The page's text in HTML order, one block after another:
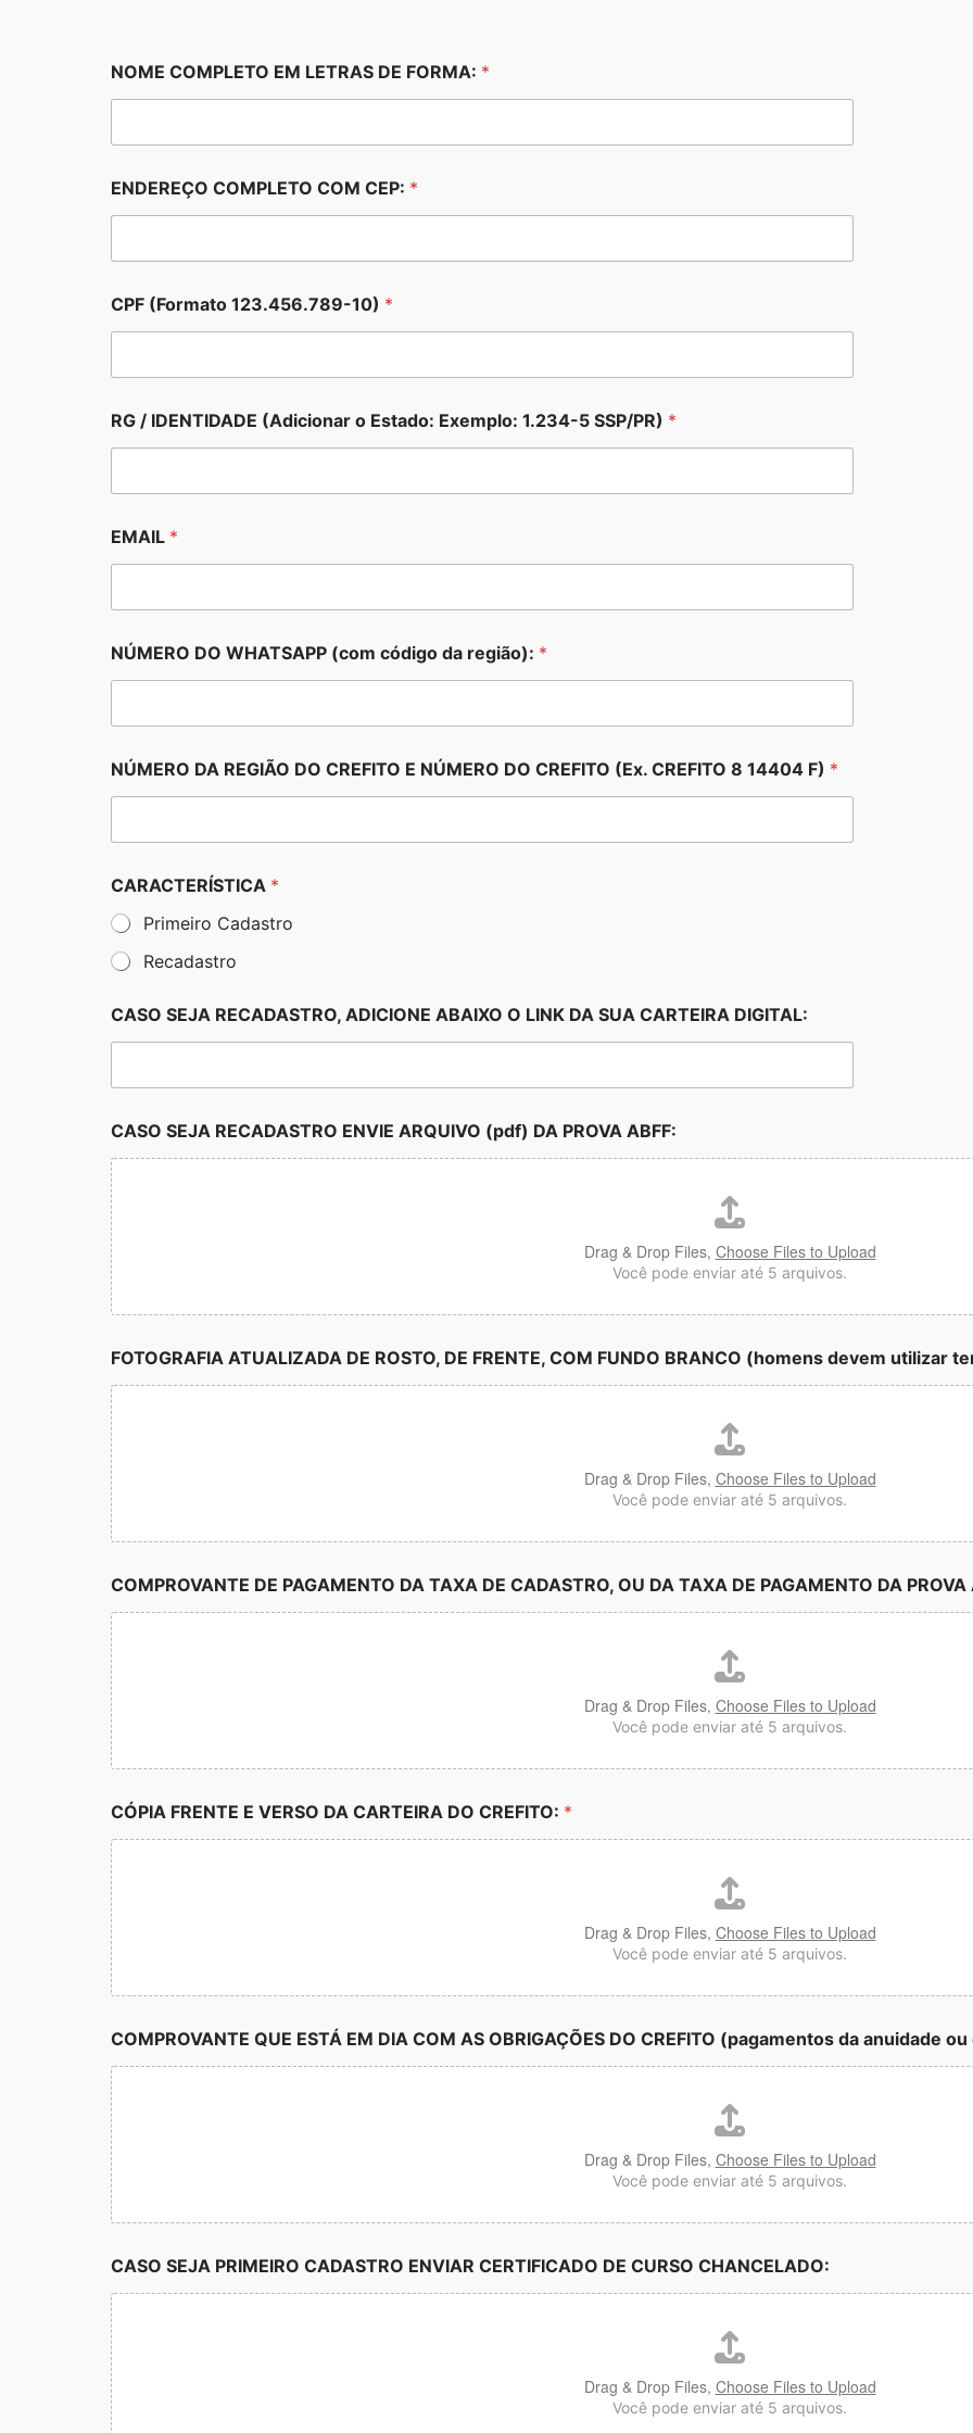
NOME COMPLETO EM LETRAS DE FORMA: *
ENDEREÇO COMPLETO COM CEP: *
CPF (Formato 123.456.789-10) *
RG / IDENTIDADE (Adicionar o Estado: Exemplo: 1.234-5 SSP/PR) *
EMAIL *
NÚMERO DO WHATSAPP (com código da região): *
NÚMERO DA REGIÃO DO CREFITO E NÚMERO DO CREFITO (Ex. CREFITO 8 14404 F) *
CARACTERÍSTICA *
Primeiro Cadastro
Recadastro
CASO SEJA RECADASTRO, ADICIONE ABAIXO O LINK DA SUA CARTEIRA DIGITAL:
CASO SEJA RECADASTRO ENVIE ARQUIVO (pdf) DA PROVA ABFF:
Drag & Drop Files, Choose Files to Upload
Você pode enviar até 5 arquivos.
FOTOGRAFIA ATUALIZADA DE ROSTO, DE FRENTE, COM FUNDO BRANCO (homens devem utilizar
Drag & Drop Files, Choose Files to Upload
Você pode enviar até 5 arquivos.
COMPROVANTE DE PAGAMENTO DA TAXA DE CADASTRO, OU DA TAXA DE PAGAMENTO DA PROVA
Drag & Drop Files, Choose Files to Upload
Você pode enviar até 5 arquivos.
CÓPIA FRENTE E VERSO DA CARTEIRA DO CREFITO: *
Drag & Drop Files, Choose Files to Upload
Você pode enviar até 5 arquivos.
COMPROVANTE QUE ESTÁ EM DIA COM AS OBRIGAÇÕES DO CREFITO (pagamentos da anuidade
Drag & Drop Files, Choose Files to Upload
Você pode enviar até 5 arquivos.
E
C
O
M
C
A
S
O
CASO SEJA PRIMEIRO CADASTRO ENVIAR CERTIFICADO DE CURSO CHANCELADO:
Drag & Drop Files, Choose Files to Upload
Você pode enviar até 5 arquivos.